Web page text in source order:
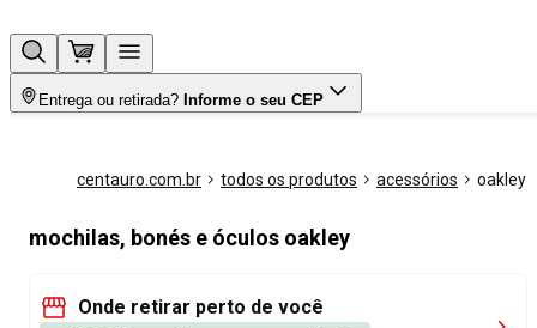
Entrega ou retirada? Informe o seu CEP
centauro.com.br todos os produtos acessórios oakley
mochilas, bonés e óculos oakley
Onde retirar perto de você